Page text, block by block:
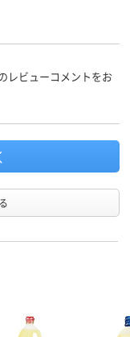
レビューコメントをお